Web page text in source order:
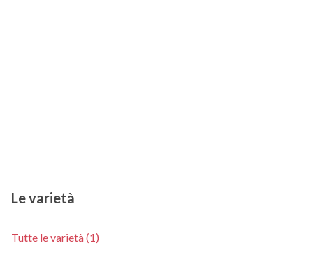
Le varietà
Tutte le varietà (1)